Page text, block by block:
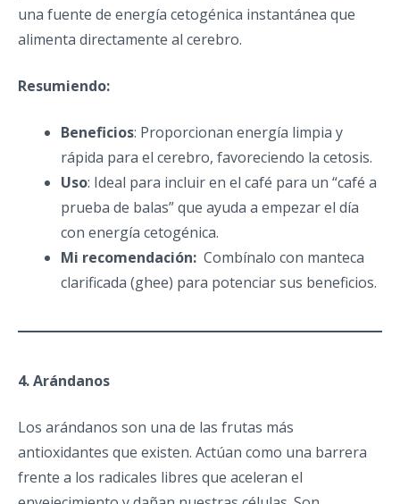
una fuente de energía cetogénica instantánea que
alimenta directamente al cerebro.
Resumiendo:
Beneficios: Proporcionan energía limpia y
rápida para el cerebro, favoreciendo la cetosis.
Uso: Ideal para incluir en el café para un “café a
prueba de balas” que ayuda a empezar el día
con energía cetogénica.
Mi recomendación: Combínalo con manteca
clarificada (ghee) para potenciar sus beneficios.
4. Arándanos
Los arándanos son una de las frutas más
antioxidantes que existen. Actúan como una barrera
frente a los radicales libres que aceleran el